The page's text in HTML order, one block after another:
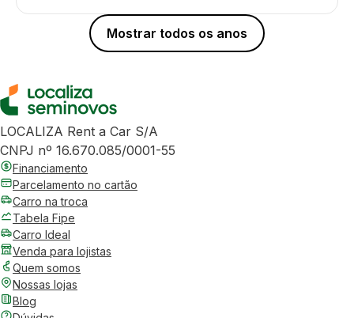
Mostrar todos os anos
LOCALIZA Rent a Car S/A
CNPJ nº 16.670.085/0001-55
Financiamento
Parcelamento no cartão
Carro na troca
Tabela Fipe
Carro Ideal
Venda para lojistas
Quem somos
Nossas lojas
Blog